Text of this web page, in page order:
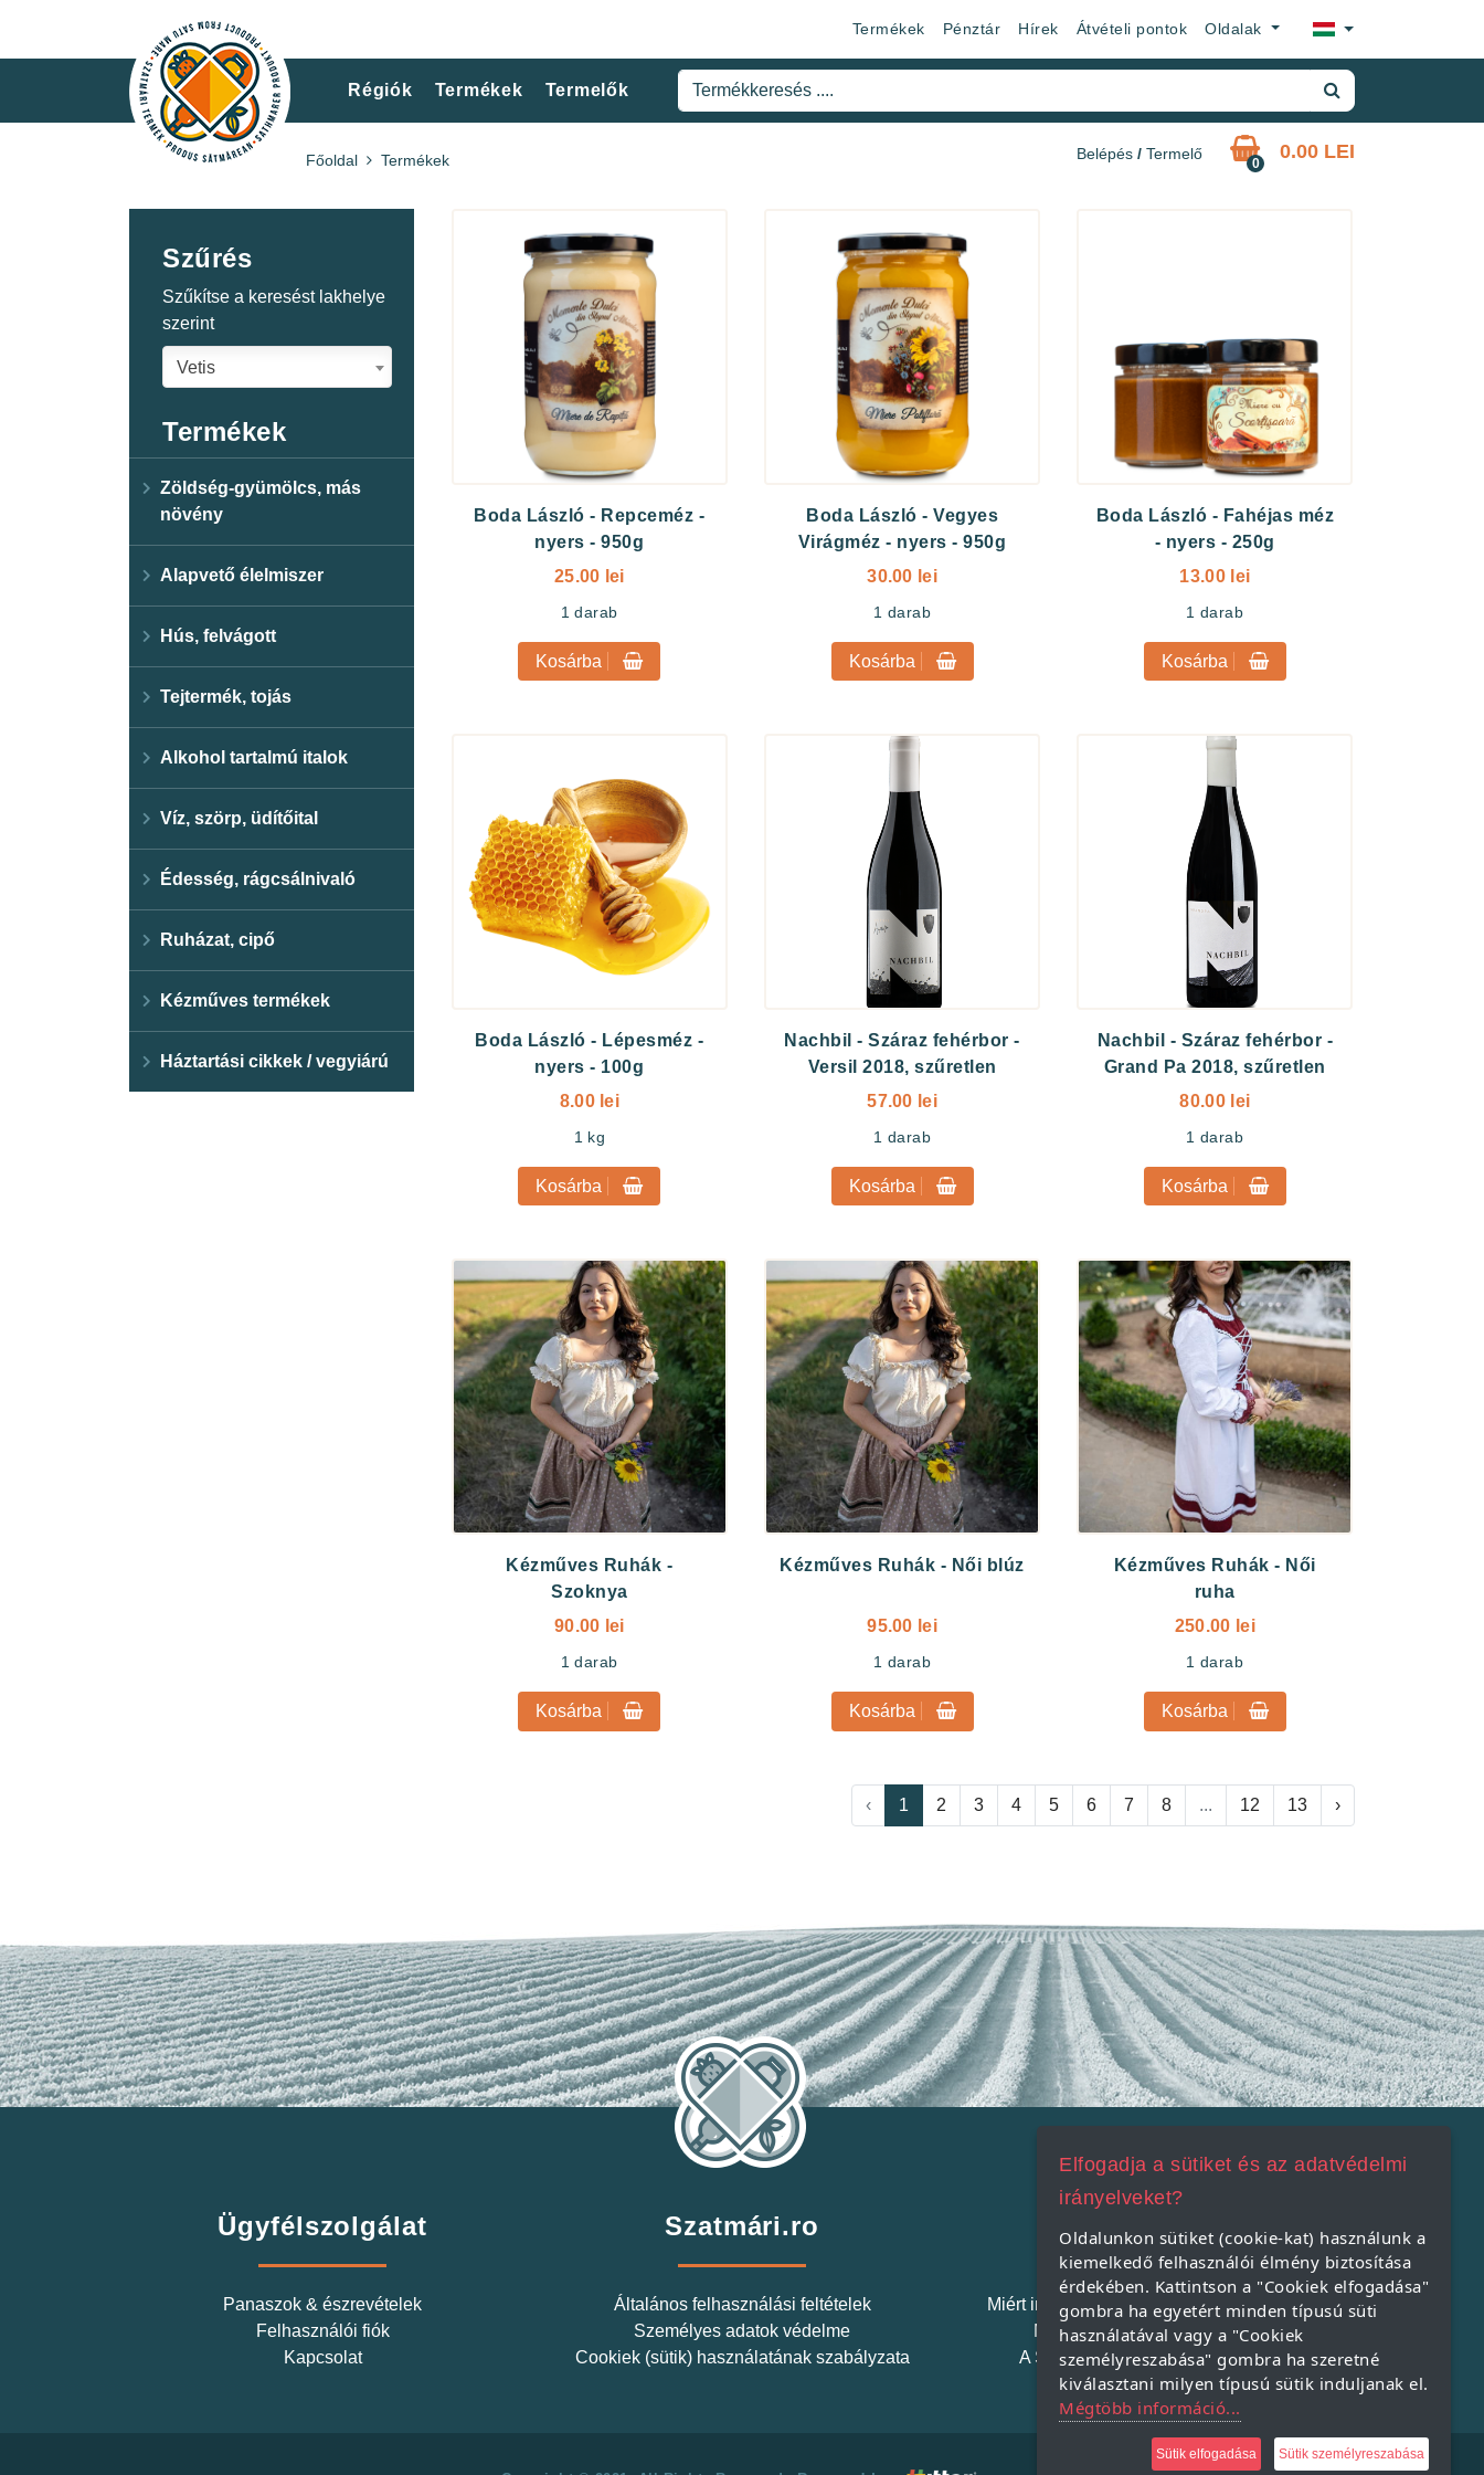
Termékek Pénztár Hírek Átvételi pontok Oldalak ×
Régiók Termékek Termelők
Belépés / Termelő
0
0.00 LEI
Főoldal Termékek
Szűrés
Szűkítse a keresést lakhelye
szerint
Vetis
Termékek
Zöldség-gyümölcs, más
növény
Alapvető élelmiszer
Hús, felvágott
Tejtermék, tojás
Alkohol tartalmú italok
Víz, szörp, üdítőital
Édesség, rágcsálnivaló
Ruházat, cipő
Kézműves termékek
Háztartási cikkek / vegyiárú
Boda László - Repceméz -
nyers - 950g
25.00 lei
1 darab
Kosárba
Boda László -Vegyes
Virágméz - nyers - 950g
30.00 lei
1 darab
Kosárba
Boda László - Fahéjas méz
- nyers - 250g
13.00 lei
1 darab
Kosárba
Boda László - Lépesméz -
nyers - 100g
8.00 lei
1 kg
Kosárba
Nachbil -Száraz fehérbor -
Versil 2018, szűretlen
57.00 lei
1 darab
Kosárba
Nachbil - Száraz fehérbor -
Grand Pa 2018, szűretlen
80.00 lei
1 darab
Kosárba
Kézműves Ruhák -
Szoknya
90.00 lei
1 darab
Kosárba
Kézműves Ruhák - Női blúz
95.00 lei
1 darab
Kosárba
Kézműves Ruhák - Női
ruha
250.00 lei
1 darab
Kosárba
‹ 1 2 3 4 5 6 7 8 ... 12 13 ›
Ügyfélszolgálat
Panaszok & észrevételek
Felhasználói fiók
Kapcsolat
Szatmári.ro
Általános felhasználási feltételek
Személyes adatok védelme
Cookiek (sütik) használatának szabályzata
Szatmári Termék
Miért indítjuk el a Szatmári Termék projektet?
Miért vásároljunk helyi terméket?
A Szatmári Termék védjegy rendszer
Elfogadja a sütiket és az adatvédelmi
irányelveket?
Oldalunkon sütiket (cookie-kat) használunk a
kiemelkedő felhasználói élmény biztosítása
érdekében. Kattintson a "Cookiek elfogadása"
gombra ha egyetért minden típusú süti
használatával vagy a "Cookiek
személyreszabása" gombra ha szeretné
kiválasztani milyen típusú sütik induljanak el.
Mégtöbb információ...
Sütik elfogadása Sütik személyreszabása